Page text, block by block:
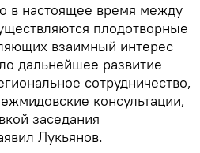
в настоящее время между
плодотворные
взаимный интерес
дальнейшее развитие
сотрудничество,
консультации,
заседания
Лукьянов.